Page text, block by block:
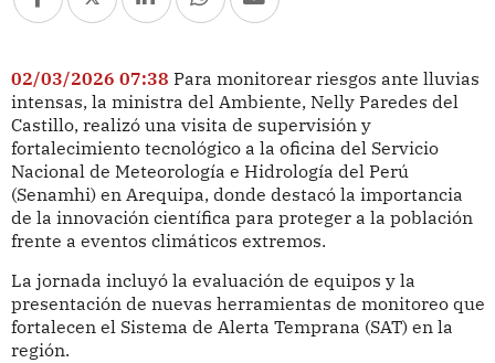
02/03/2026 07:38 Para monitorear riesgos ante lluvias
intensas, la ministra del Ambiente, Nelly Paredes del
Castillo, realizó una visita de supervisión y
fortalecimiento tecnológico a la oficina del Servicio
Nacional de Meteorología e Hidrología del Perú
(Senamhi) en Arequipa, donde destacó la importancia
de la innovación científica para proteger a la población
frente a eventos climáticos extremos.
La jornada incluyó la evaluación de equipos y la
presentación de nuevas herramientas de monitoreo que
fortalecen el Sistema de Alerta Temprana (SAT) en la
región.